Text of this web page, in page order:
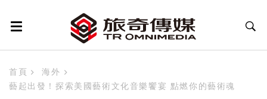
首頁
海外
藝起出發！探索美國藝術文化音樂饗宴 點燃你的藝術魂